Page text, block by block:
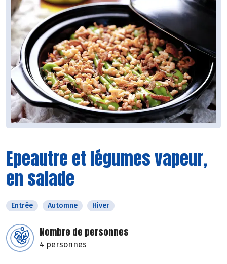
Epeautre et légumes vapeur,
en salade
Entrée Automne Hiver
Nombre de personnes
4 personnes